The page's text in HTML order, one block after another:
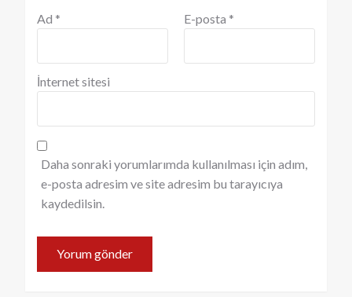
Ad * E-posta *
İnternet sitesi
Daha sonraki yorumlarımda kullanılması için adım,
e-posta adresim ve site adresim bu tarayıcıya
kaydedilsin.